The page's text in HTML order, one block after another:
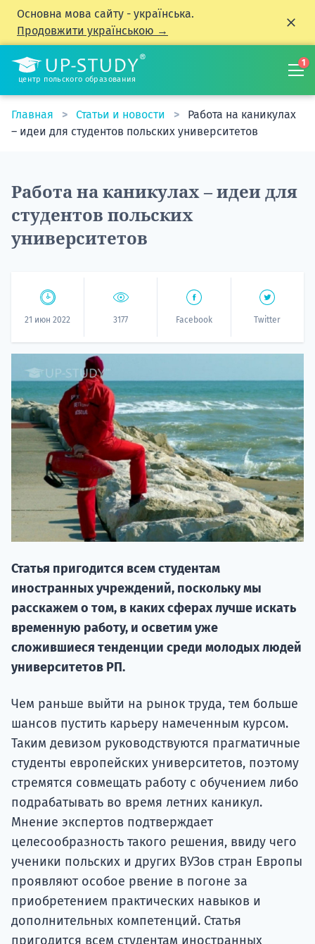
Основна мова сайту - українська.
Продовжити українською →
центр польского образования
1
Главная Статьи и новости
Работа на каникулах
– идеи для студентов польских университетов
Работа на каникулах – идеи для
студентов польских
университетов
21 июн 2022 3177 Facebook Twitter
Статья пригодится всем студентам
иностранных учреждений, поскольку мы
расскажем о том, в каких сферах лучше искать
временную работу, и осветим уже
сложившиеся тенденции среди молодых людей
университетов РП.
Чем раньше выйти на рынок труда, тем больше
шансов пустить карьеру намеченным курсом.
Таким девизом руководствуются прагматичные
студенты европейских университетов, поэтому
стремятся совмещать работу с обучением либо
подрабатывать во время летних каникул.
Мнение экспертов подтверждает
целесообразность такого решения, ввиду чего
ученики польских и других ВУЗов стран Европы
проявляют особое рвение в погоне за
приобретением практических навыков и
дополнительных компетенций. Статья
пригодится всем студентам иностранных
20.09